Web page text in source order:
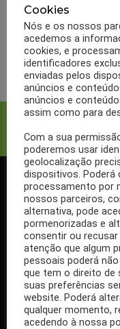
Bula
LER MAIS
SIGA-NOS NO
Se ainda não segue a
Basta clicar no botão
Ao seguir a nossa
nossos artigos no seu
Cookies
Nós e os nossos
acedemos a
cookies, e
identificadores
enviadas pelos
anúncios e
anúncios e
assim como para
Com a sua
poderemos usar
geolocalização
dispositivos. Poderá
processamento por
nossos parceiros,
alternativa, pode
pormenorizadas e
consentir ou
atenção que algum
pessoais poderá
que tem o direito de
suas preferências
website. Poderá
qualquer momento,
acedendo à nossa